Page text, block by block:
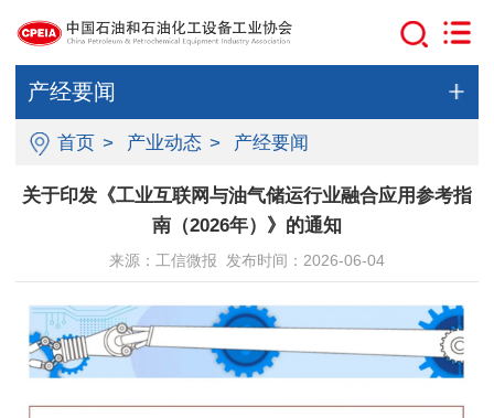
产经要闻
首页 > 产业动态 > 产经要闻
关于印发《工业互联网与油气储运行业融合应用参考指
南（2026年）》的通知
来源：工信微报 发布时间：2026-06-04